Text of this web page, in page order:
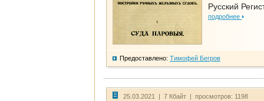
Русский
подробнее
Предоставлено: Тимофей Бегров
25.03.2021 | 7 Кбайт | просмотров: 1198